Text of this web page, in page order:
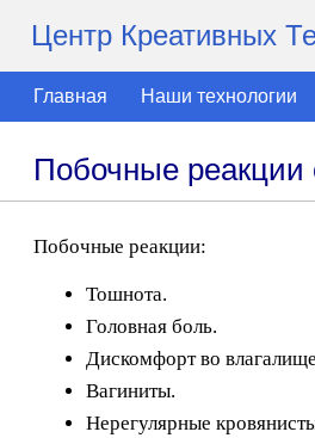
Центр Креативных
Главная Наши технологии
Побочные реакции
Побочные реакции:
Тошнота.
Головная боль.
Дискомфорт во
Вагиниты.
Нерегулярные